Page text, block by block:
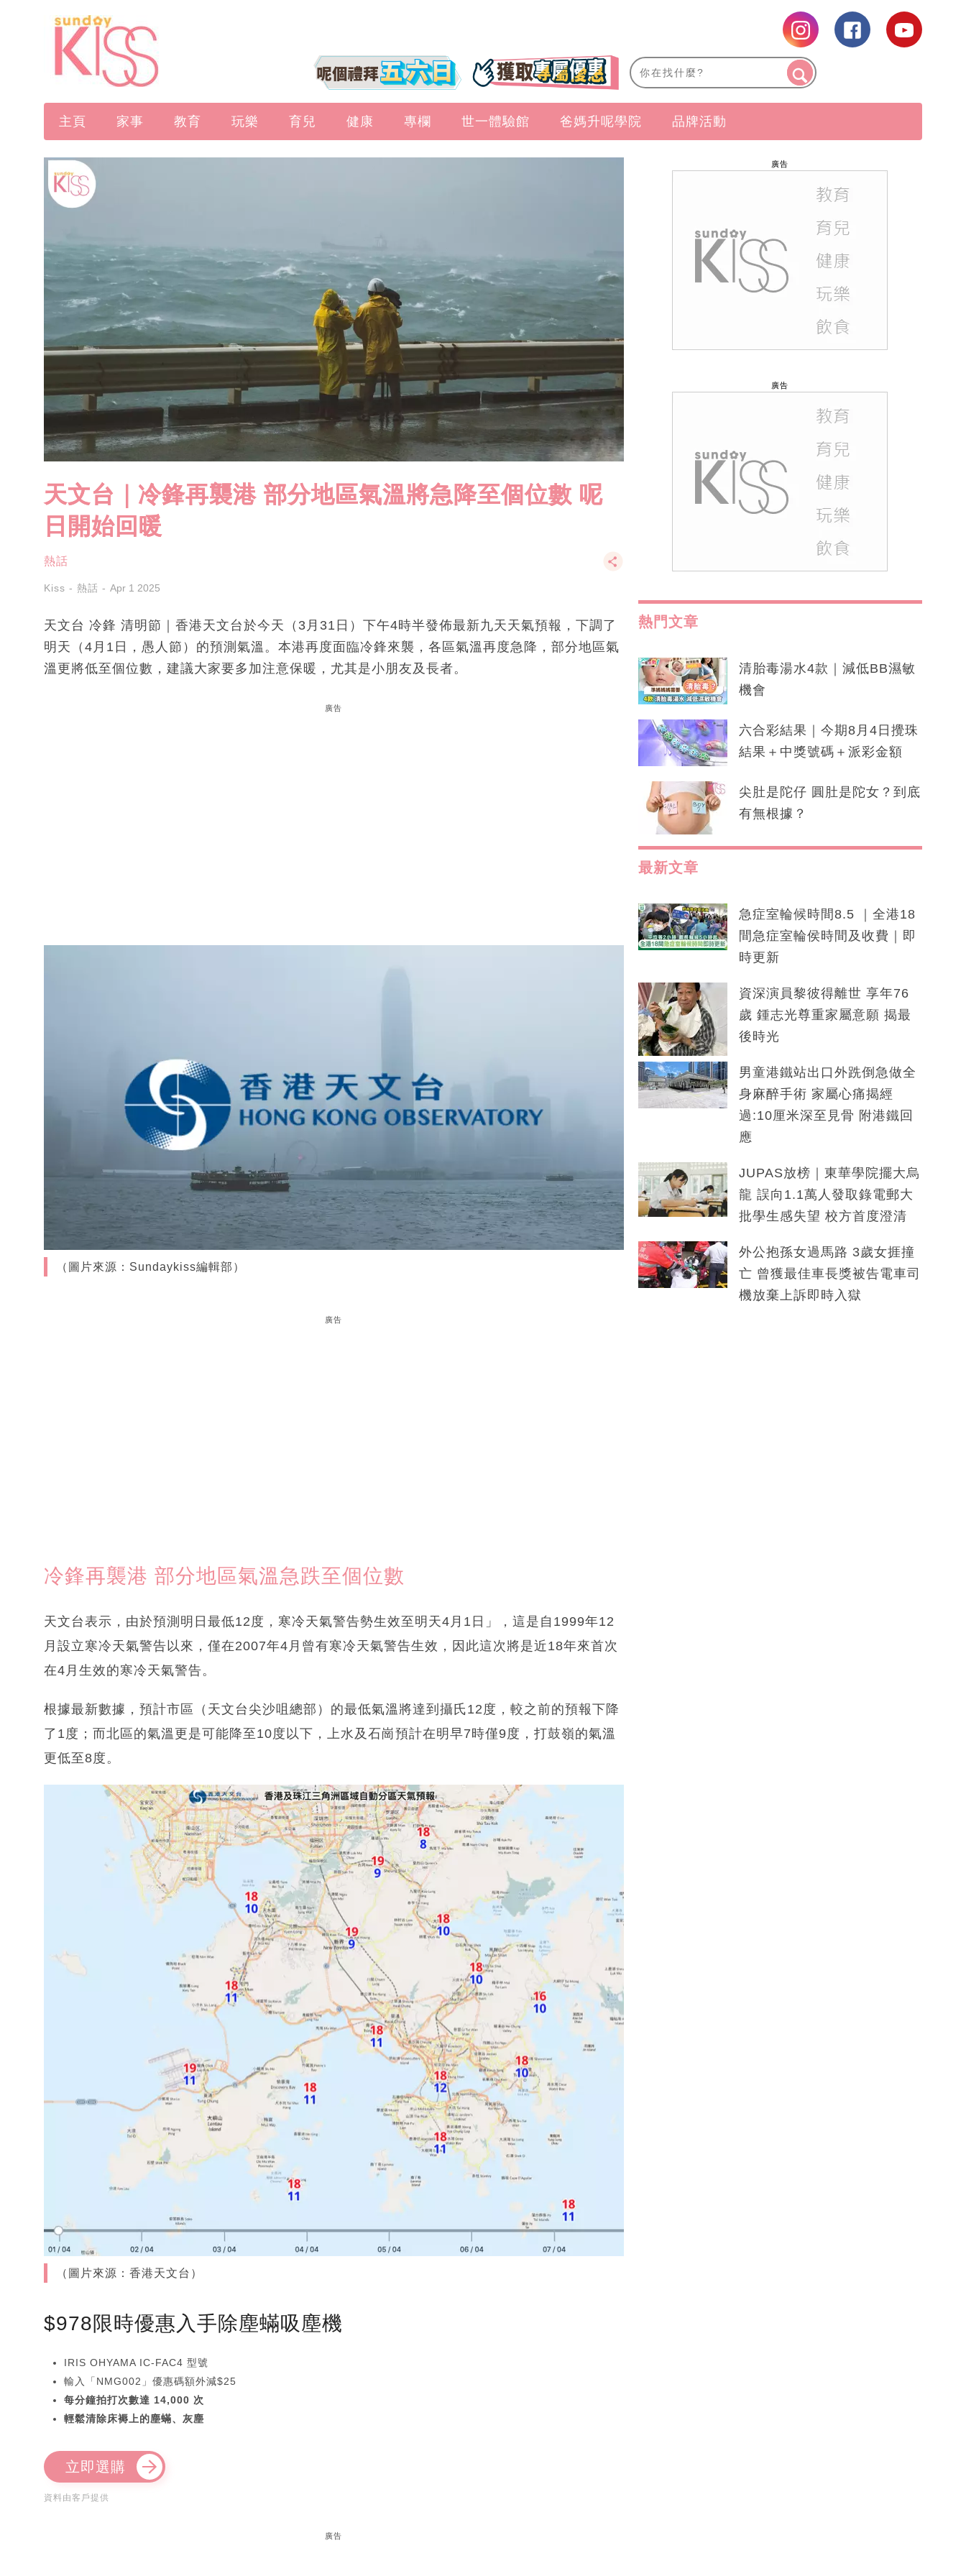
主頁 家事 教育 玩樂 育兒 健康 專欄 世一體驗館 爸媽升呢學院 品牌活動
天文台｜冷鋒再襲港 部分地區氣溫將急降至個位數 呢
日開始回暖
熱話
Kiss - 熱話 Apr 1 2025
天文台 冷鋒 清明節｜香港天文台於今天（3月31日）下午4時半發佈最新九天天氣預報，下調了
明天（4月1日，愚人節）的預測氣溫。本港再度面臨冷鋒來襲，各區氣溫再度急降，部分地區氣
溫更將低至個位數，建議大家要多加注意保暖，尤其是小朋友及長者。
廣告
（圖片來源：Sundaykiss編輯部）
廣告
冷鋒再襲港 部分地區氣溫急跌至個位數
天文台表示，由於預測明日最低12度，寒冷天氣警告勢生效至明天4月1日」，這是自1999年12
月設立寒冷天氣警告以來，僅在2007年4月曾有寒冷天氣警告生效，因此這次將是近18年來首次
在4月生效的寒冷天氣警告。
根據最新數據，預計市區（天文台尖沙咀總部）的最低氣溫將達到攝氏12度，較之前的預報下降
了1度；而北區的氣溫更是可能降至10度以下，上水及石崗預計在明早7時僅9度，打鼓嶺的氣溫
更低至8度。
（圖片來源：香港天文台）
$978限時優惠入手除塵蟎吸塵機
IRIS OHYAMA IC-FAC4 型號
輸入「NMG002」優惠碼額外減$25
每分鐘拍打次數達 14,000 次
輕鬆清除床褥上的塵蟎、灰塵
立即選購
資料由客戶提供
廣告
廣告
廣告
熱門文章
清胎毒湯水4款｜減低BB濕敏
機會
六合彩結果｜今期8月4日攪珠
結果＋中獎號碼＋派彩金額
尖肚是陀仔 圓肚是陀女？到底
有無根據？
最新文章
急症室輪候時間8.5 ｜全港18
間急症室輪侯時間及收費｜即
時更新
資深演員黎彼得離世 享年76
歲 鍾志光尊重家屬意願 揭最
後時光
男童港鐵站出口外跣倒急做全
身麻醉手術 家屬心痛揭經
過:10厘米深至見骨 附港鐵回
應
JUPAS放榜｜東華學院擺大烏
龍 誤向1.1萬人發取錄電郵大
批學生感失望 校方首度澄清
外公抱孫女過馬路 3歲女捱撞
亡 曾獲最佳車長獎被告電車司
機放棄上訴即時入獄